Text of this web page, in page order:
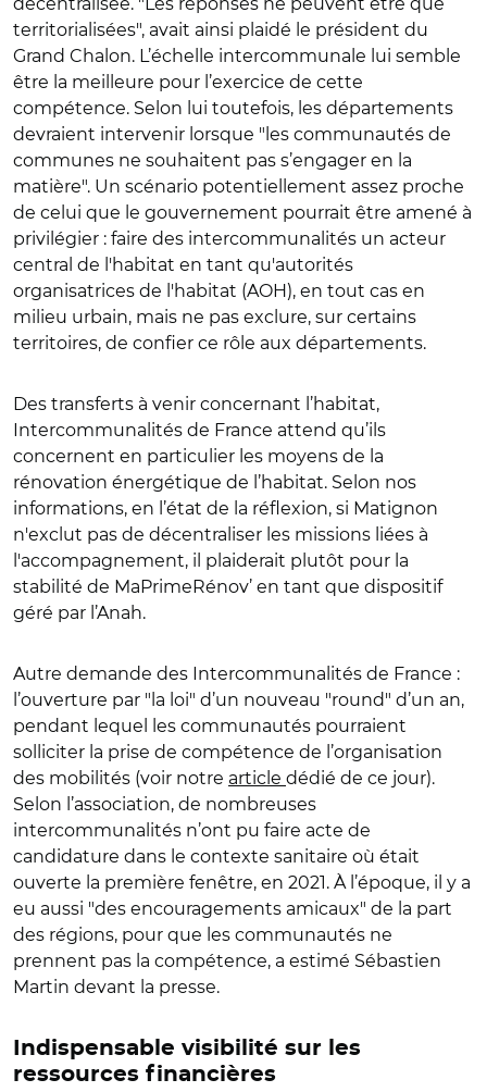
territorialisées", avait ainsi plaidé le président du
Grand Chalon. L’échelle intercommunale lui semble
être la meilleure pour l’exercice de cette
compétence. Selon lui toutefois, les départements
devraient intervenir lorsque "les communautés de
communes ne souhaitent pas s’engager en la
matière". Un scénario potentiellement assez proche
de celui que le gouvernement pourrait être amené à
privilégier : faire des intercommunalités un acteur
central de l'habitat en tant qu'autorités
organisatrices de l'habitat (AOH), en tout cas en
milieu urbain, mais ne pas exclure, sur certains
territoires, de confier ce rôle aux départements.
Des transferts à venir concernant l’habitat,
Intercommunalités de France attend qu’ils
concernent en particulier les moyens de la
rénovation énergétique de l’habitat. Selon nos
informations, en l’état de la réflexion, si Matignon
n'exclut pas de décentraliser les missions liées à
l'accompagnement, il plaiderait plutôt pour la
stabilité de MaPrimeRénov’ en tant que dispositif
géré par l’Anah.
Autre demande des Intercommunalités de France :
l’ouverture par "la loi" d’un nouveau "round" d’un an,
pendant lequel les communautés pourraient
solliciter la prise de compétence de l’organisation
des mobilités (voir notre article dédié de ce jour).
Selon l’association, de nombreuses
intercommunalités n’ont pu faire acte de
candidature dans le contexte sanitaire où était
ouverte la première fenêtre, en 2021. À l’époque, il y a
eu aussi "des encouragements amicaux" de la part
des régions, pour que les communautés ne
prennent pas la compétence, a estimé Sébastien
Martin devant la presse.
Indispensable visibilité sur les
ressources financières